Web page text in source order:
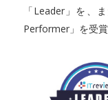
「Leader」を、
Performer」を受賞